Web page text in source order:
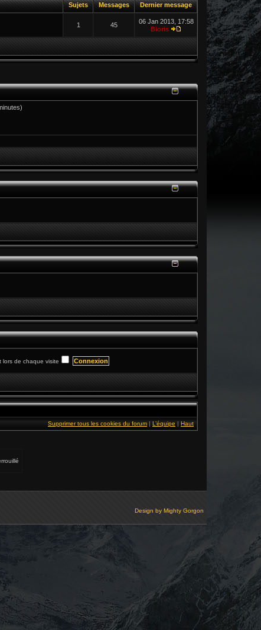
Sujets Messages Dernier message
1 45
06 Jan 2013, 17:58
Bioris
lors de chaque visite
Supprimer tous les cookies du forum | L’équipe | Haut
Design by Mighty Gorgon